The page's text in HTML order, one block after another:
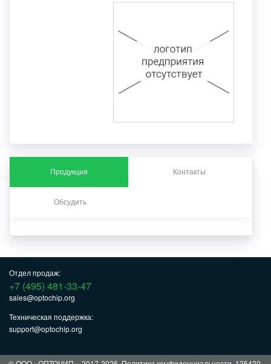
Продукция Контакты
Обсудить
Отдел продаж:
+7 (495) 481-33-47
sales@optochip.org
Техническая поддержка:
support@optochip.org